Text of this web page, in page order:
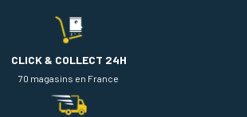
CLICK & COLLECT 24H
70 magasins en France